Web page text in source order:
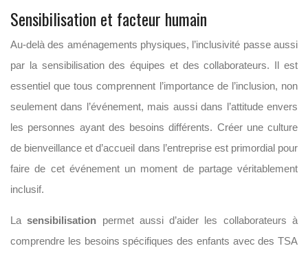
Sensibilisation et facteur humain
Au-delà des aménagements physiques, l’inclusivité passe aussi
par la sensibilisation des équipes et des collaborateurs. Il est
essentiel que tous comprennent l’importance de l’inclusion, non
seulement dans l’événement, mais aussi dans l’attitude envers
les personnes ayant des besoins différents. Créer une culture
de bienveillance et d’accueil dans l’entreprise est primordial pour
faire de cet événement un moment de partage véritablement
inclusif.
Lasensibilisation permet aussi d’aider les collaborateurs à
comprendre les besoins spécifiques des enfants avec des TSA